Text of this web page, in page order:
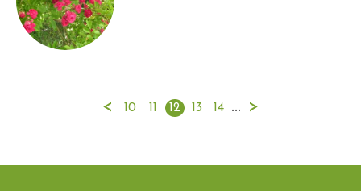
< 10 11 12 13 14 ... >